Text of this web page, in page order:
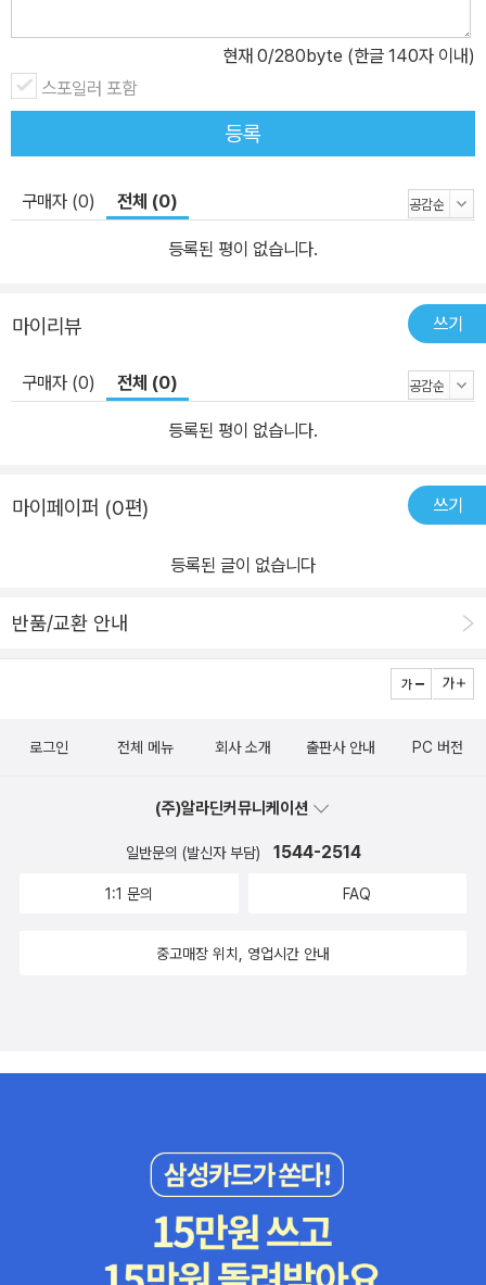
현재 0/280byte (한글 140자 이내)
스포일러 포함
등록
구매자 (0) 전체 (0)
등록된 평이 없습니다.
마이리뷰 쓰기
구매자 (0) 전체 (0)
등록된 평이 없습니다.
마이페이퍼 (0편) 쓰기
등록된 글이 없습니다
반품/교환 안내
로그인 전체 메뉴 회사 소개 출판사 안내 PC 버전
(주)알라딘커뮤니케이션
일반문의 (발신자 부담) 1544-2514
1:1 문의 FAQ
중고매장 위치, 영업시간 안내